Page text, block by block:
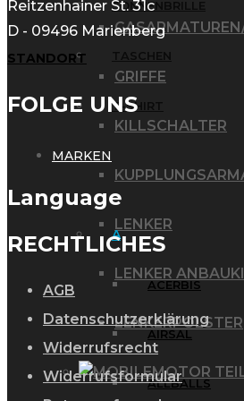
GRIFFE
KILLSCHALTER
LENKER
LENKER
LENKERPOLSTER
MOTOR
SONNENBRILLE
TASCHEN
T-SHIRT
MARKEN
A
ACERBIS
AIRSAL
ALLBALLS
Reitzenhainer St. 31c
D - 09496 Marienberg
STANDORT
FOLGE UNS
Language
RECHTLICHES
AGB
Datenschutzerklärung
Widerrufsrecht
Widerrufsformular